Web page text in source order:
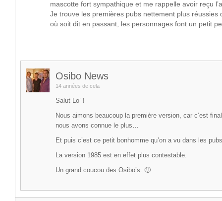
mascotte fort sympathique et me rappelle avoir reçu
Je trouve les premières pubs nettement plus réussies
où soit dit en passant, les personnages font un petit
Osibo News
14 années de cela
Salut Lo’ !
Nous aimons beaucoup la première version, car c’est
nous avons connue le plus…
Et puis c’est ce petit bonhomme qu’on a vu dans les
La version 1985 est en effet plus contestable.
Un grand coucou des Osibo’s. 🙂